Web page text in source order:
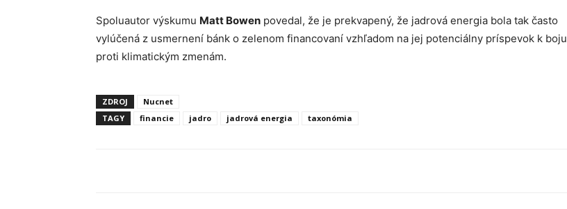
Spoluautor výskumu Matt Bowen povedal, že je prekvapený, že jadrová energia bola tak často
vylúčená z usmernení bánk o zelenom financovaní vzhľadom na jej potenciálny príspevok k boju
proti klimatickým zmenám.
ZDROJ
Nucnet
TAGY
financie jadro jadrová energia taxonómia